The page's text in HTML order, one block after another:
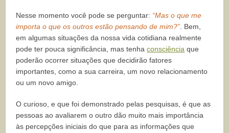
Nesse momento você pode se perguntar: “Mas o que me
importa o que os outros estão pensando de mim?” . Bem,
em algumas situações da nossa vida cotidiana realmente
pode ter pouca significância, mas tenhaconsciência que
poderão ocorrer situações que decidirão fatores
importantes, como a sua carreira, um novo relacionamento
ou um novo amigo.
O curioso, e que foi demonstrado pelas pesquisas, é que as
pessoas ao avaliarem o outro dão muito mais importância
às percepções iniciais do que para as informações que